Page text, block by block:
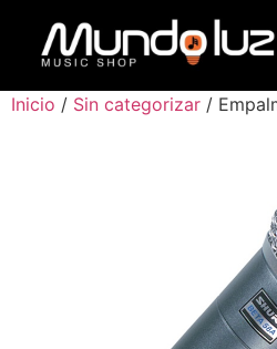
Inicio / Sin categorizar /